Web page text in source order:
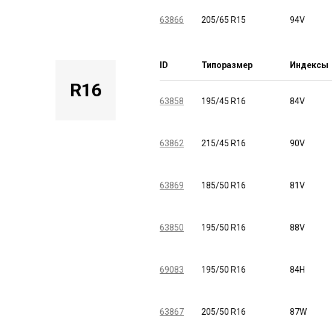
63866 205/65 R15 94V
R16
ID Типоразмер Индексы
63858 195/45 R16 84V
63862 215/45 R16 90V
63869 185/50 R16 81V
63850 195/50 R16 88V
69083 195/50 R16 84H
63867 205/50 R16 87W